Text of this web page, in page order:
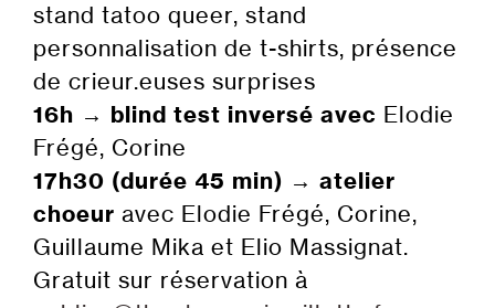
stand tatoo queer, stand
personnalisation de t-shirts, présence
de crieur.euses surprises
16h → blind test inversé avec Elodie
Frégé, Corine
17h30 (durée 45 min) → atelier
choeur avec Elodie Frégé, Corine,
Guillaume Mika et Elio Massignat.
Gratuit sur réservation à